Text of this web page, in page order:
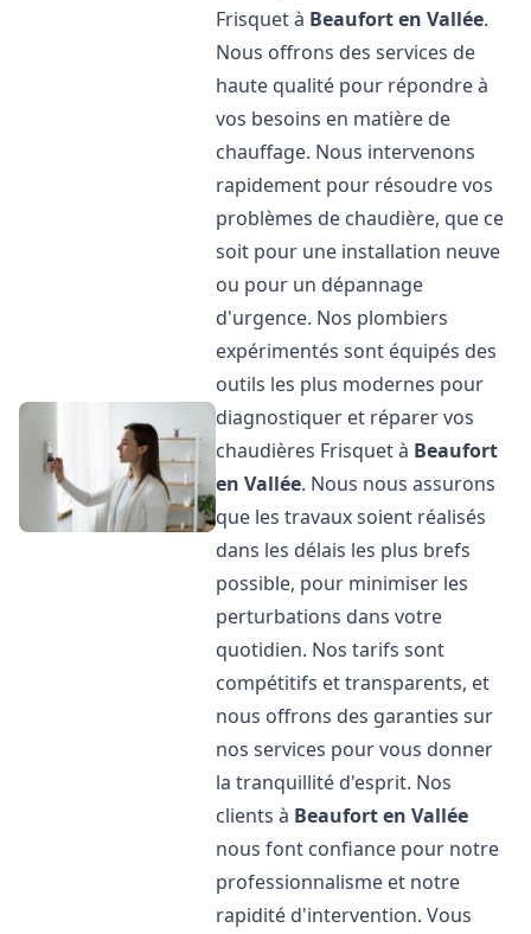
Frisquet à Beaufort en Vallée.
Nous offrons des services de
haute qualité pour répondre à
vos besoins en matière de
chauffage. Nous intervenons
rapidement pour résoudre vos
problèmes de chaudière, que ce
soit pour une installation neuve
ou pour un dépannage
d'urgence. Nos plombiers
expérimentés sont équipés des
outils les plus modernes pour
diagnostiquer et réparer vos
chaudières Frisquet à Beaufort
en Vallée. Nous nous assurons
que les travaux soient réalisés
dans les délais les plus brefs
possible, pour minimiser les
perturbations dans votre
quotidien. Nos tarifs sont
compétitifs et transparents, et
nous offrons des garanties sur
nos services pour vous donner
la tranquillité d'esprit. Nos
clients à Beaufort en Vallée
nous font confiance pour notre
professionnalisme et notre
rapidité d'intervention. Vous